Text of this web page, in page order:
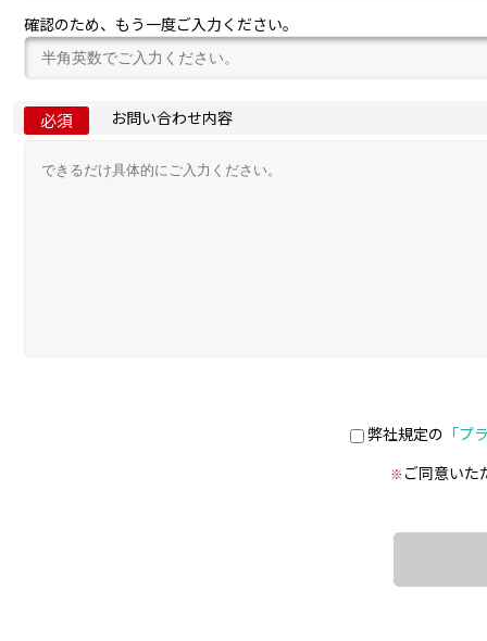
確認のため、もう一度ご入力ください。
必須 お問い合わせ内容
弊社規定の 「プ
※ ご同意いた